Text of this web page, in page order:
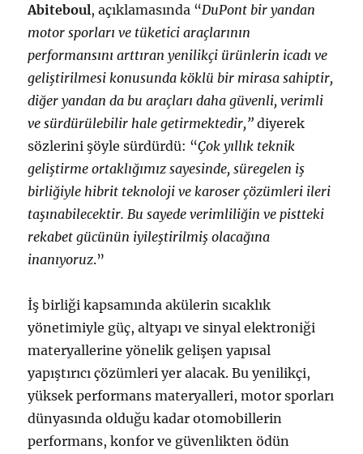
Abiteboul, açıklamasında “DuPont bir yandan
motor sporları ve tüketici araçlarının
performansını arttıran yenilikçi ürünlerin icadı ve
geliştirilmesi konusunda köklü bir mirasa sahiptir,
diğer yandan da bu araçları daha güvenli, verimli
ve sürdürülebilir hale getirmektedir,” diyerek
sözlerini şöyle sürdürdü: “Çok yıllık teknik
geliştirme ortaklığımız sayesinde, süregelen iş
birliğiyle hibrit teknoloji ve karoser çözümleri ileri
taşınabilecektir. Bu sayede verimliliğin ve pistteki
rekabet gücünün iyileştirilmiş olacağına
inanıyoruz.”
İş birliği kapsamında akülerin sıcaklık
yönetimiyle güç, altyapı ve sinyal elektroniği
materyallerine yönelik gelişen yapısal
yapıştırıcı çözümleri yer alacak. Bu yenilikçi,
yüksek performans materyalleri, motor sporları
dünyasında olduğu kadar otomobillerin
performans, konfor ve güvenlikten ödün